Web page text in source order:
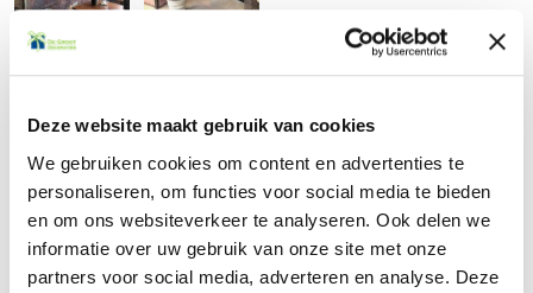
Deze website maakt gebruik van cookies
We gebruiken cookies om content en advertenties te
personaliseren, om functies voor social media te bieden
en om ons websiteverkeer te analyseren. Ook delen we
informatie over uw gebruik van onze site met onze
partners voor social media, adverteren en analyse. Deze
Terug naar het overzicht